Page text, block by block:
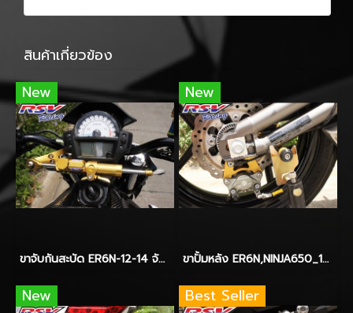
สินค้าเกี่ยวข้อง
New
ขาจับกันสะบัด ER6N-12-14 จับ Hyperpro
New
ขาปั้มหลัง ER6N,NINJA650_12-14
New Best Seller